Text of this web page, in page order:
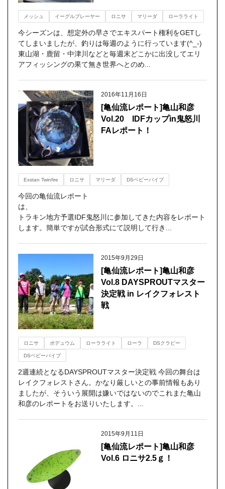
メッシュ イーグルプレーヤー ロニサ マリーダ ローラライト
今シーズンは、想定外の早さでエキスパート権利をGETし
てしまいましたが、釣りは毎週のように行っています(^_-)
東山湖・鹿留・中津川などと毎週末どこかに出没してエリ
アフィッシングの果て無き世界へとのめ...
2016年11月16日
[亀仙流レポート]亀山和彦
Vol.20 IDFカップin鬼怒川
FAレポート！
Exstan Twinfire ロニサ マリーダ DSベビーバイブ
今回の亀仙流レポート
は
トラキン地方予選IDF鬼怒川に参加してきた内容をレポート
します。簡単ですが試合形式にて説明して行き...
2015年9月29日
[亀仙流レポート]亀山和彦
Vol.8 DAYSPROUTマスター
決定戦 in レイクフォレスト
戦
ロニサ ポデュウム ローラライト ローラ DSクラピー
DSベビーバイブ
2週連続となるDAYSPROUTマスター決定戦 今回の舞台は
レイクフォレストさん。かなり厳しいとの事前情報もあり
ましたが、そういう展開は嫌いではないのでこれまた亀山
和彦のレポートをお送りいたします。...
2015年9月11日
[亀仙流レポート]亀山和彦
Vol.6 ロニサ2.5ｇ！